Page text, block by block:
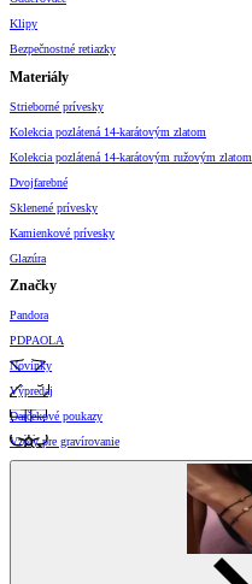
Klipy
Bezpečnostné retiazky
Materiály
Strieborné prívesky
Kolekcia pozlátená 14-karátovým zlatom
Kolekcia pozlátená 14-karátovým ružovým zlatom
Dvojfarebné
Sklenené prívesky
Kamienkové prívesky
Glazúra
Značky
Pandora
PDPAOLA
Novinky
Výpredaj
Darčekové poukazy
Vzory pre gravírovanie